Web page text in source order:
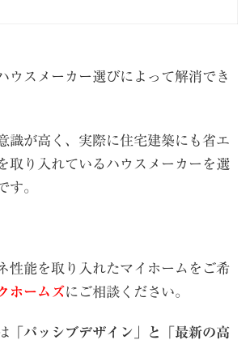
ウスメーカー選びによって解消でき
識が高く、実際に住宅建築にも省エ
取り入れているハウスメーカーを選
す。
性能を取り入れたマイホームをご希
ホームズにご相談ください。
「パッシブデザイン」と「最新の高